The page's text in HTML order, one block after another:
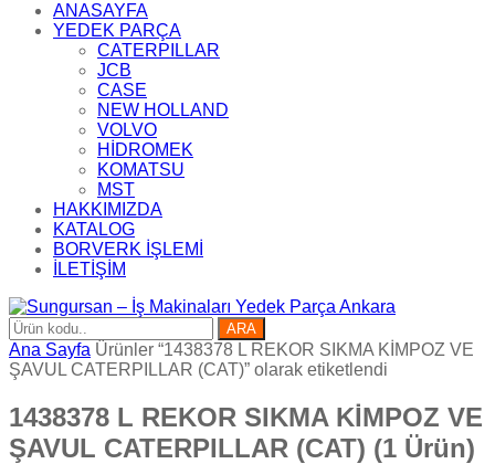
ANASAYFA
YEDEK PARÇA
CATERPILLAR
JCB
CASE
NEW HOLLAND
VOLVO
HİDROMEK
KOMATSU
MST
HAKKIMIZDA
KATALOG
BORVERK İŞLEMİ
İLETİŞİM
ARA
Ana Sayfa Ürünler “1438378 L REKOR SIKMA KİMPOZ VE
ŞAVUL CATERPILLAR (CAT)” olarak etiketlendi
1438378 L REKOR SIKMA KİMPOZ VE
ŞAVUL CATERPILLAR (CAT) (1 Ürün)